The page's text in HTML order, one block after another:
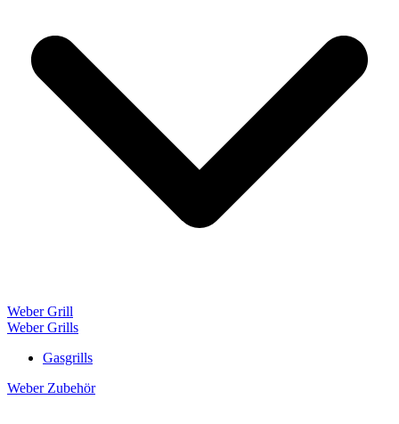
Weber Grill
Weber Grills
Gasgrills
Weber Zubehör